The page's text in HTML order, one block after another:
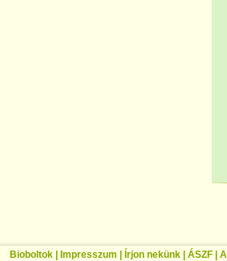
Bioboltok Impresszum Írjon nekünk ÁSZF